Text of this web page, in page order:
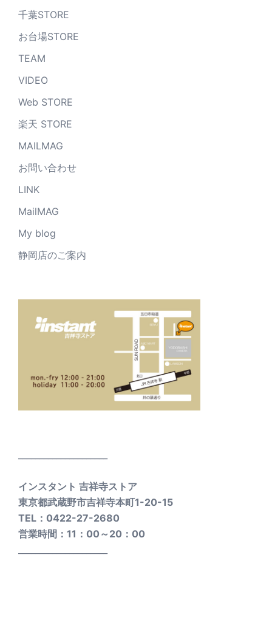
千葉STORE
お台場STORE
TEAM
VIDEO
Web STORE
楽天 STORE
MAILMAG
お問い合わせ
LINK
MailMAG
My blog
静岡店のご案内
インスタント 吉祥寺ストア
東京都武蔵野市吉祥寺本町1-20-15
TEL：0422-27-2680
営業時間：11：00～20：00